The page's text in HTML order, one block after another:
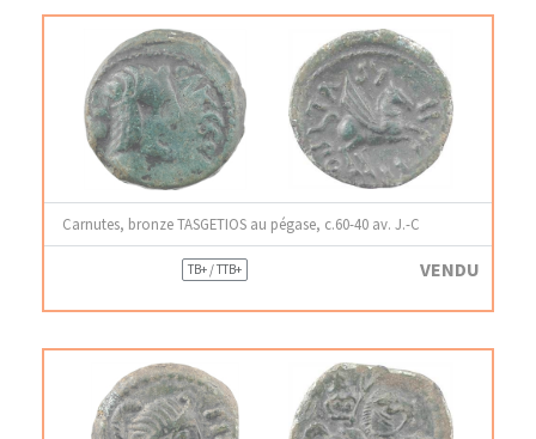
Carnutes, bronze TASGETIOS au pégase, c.60-40 av. J.-C
TB+ / TTB+ VENDU